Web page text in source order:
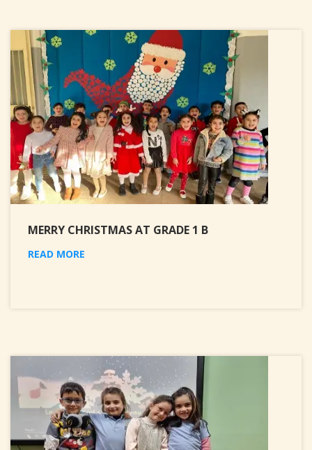
MERRY CHRISTMAS AT GRADE 1 B
READ MORE